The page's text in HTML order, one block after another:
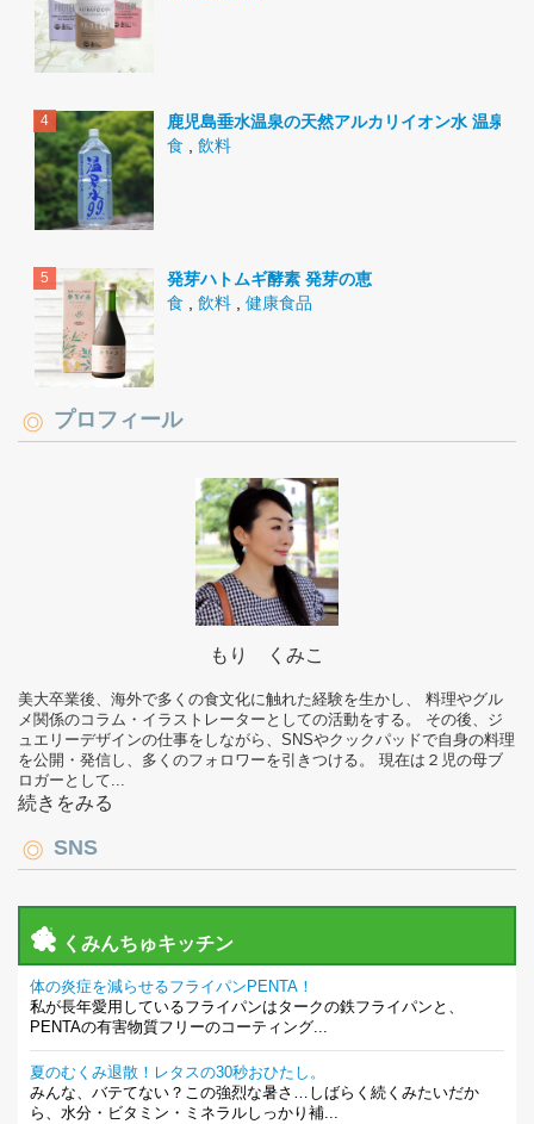
鹿児島垂水温泉の天然アルカリイオン水 温泉水
食 , 飲料
発芽ハトムギ酵素 発芽の恵
食 , 飲料 , 健康食品
プロフィール
もり くみこ
美大卒業後、海外で多くの食文化に触れた経験を生かし、 料理やグル
メ関係のコラム・イラストレーターとしての活動をする。 その後、ジ
ュエリーデザインの仕事をしながら、SNSやクックパッドで自身の料理
を公開・発信し、多くのフォロワーを引きつける。 現在は２児の母ブ
ロガーとして...
続きをみる
SNS
くみんちゅキッチン
体の炎症を減らせるフライパンPENTA！
私が長年愛用しているフライパンはタークの鉄フライパンと、
PENTAの有害物質フリーのコーティング...
夏のむくみ退散！レタスの30秒おひたし。
みんな、バテてない？この強烈な暑さ…しばらく続くみたいだか
ら、水分・ビタミン・ミネラルしっかり補...